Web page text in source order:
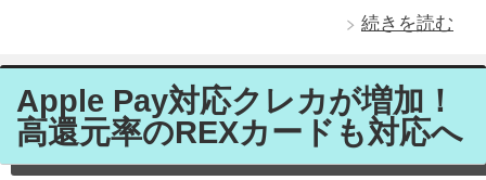
続きを読む
Apple Pay対応クレカが増加！
高還元率のREXカードも対応へ